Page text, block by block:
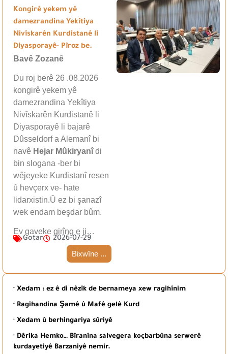
Kongirê yekem yê
damezrandina Yekîtiya
Nivîskarên Kurdistanê li
Diyasporayê- Pîroz be.
Bavê Zozanê
Du roj berê 26 .08.2026
kongirê yekem yê
damezrandina Yekîtiya
Nivîskarên Kurdistanê li
Diyasporayê li bajarê
Dûsseldorf a Alemanî bi
navê Hejar Mûkiryanîdi
bin slogana -ber bi
wêjeyeke Kurdistanî resen
û hevçerx ve- hate
lidarxistin.Û ez bi şanazî
wek endam beşdar bûm.
Ev gaveke girîng e ji…
Gotar 2026-07-29
Bixwîne ...
· Xedam : ez ê di nêzîk de bernameya xew ragihînim
· Ragihandina Şamê û Mafê gelê Kurd
· Xedam û berhingariya sûriyê
· Dêrika Hemko… Bîranîna salvegera koçbarbûna serwerê
kurdayetiyê Barzaniyê nemir.